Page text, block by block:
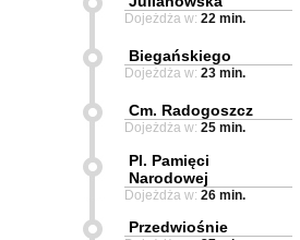
Dojeżdża w: 22 min.
Biegańskiego
Dojeżdża w: 23 min.
Cm. Radogoszcz
Dojeżdża w: 25 min.
Pl. Pamięci
Narodowej
Dojeżdża w: 26 min.
Przedwiośnie